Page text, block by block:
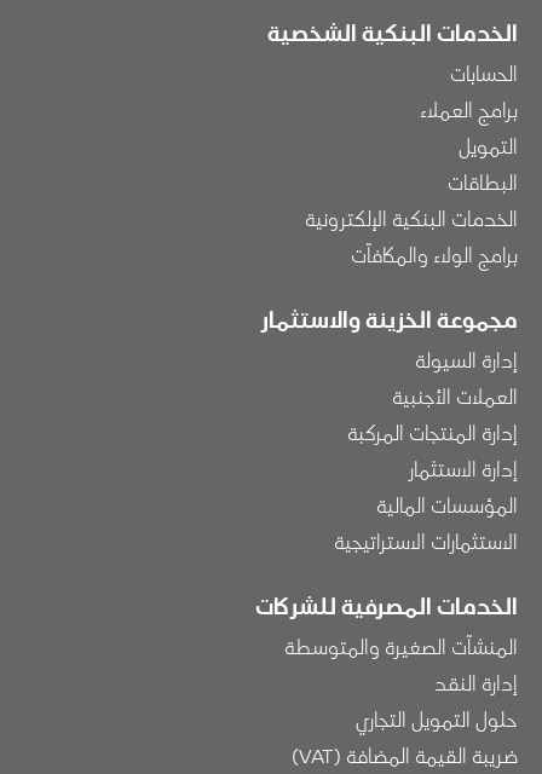
الخدمات البنكية الشخصية
الحسابات
برامج العملاء
التمويل
البطاقات
الخدمات البنكية الإلكترونية
برامج الولاء والمكافآت
مجموعة الخزينة والاستثمار
إدارة السيولة
العملات الأجنبية
إدارة المنتجات المركبة
إدارة الاستثمار
المؤسسات المالية
الاستثمارات الاستراتيجية
الخدمات المصرفية للشركات
المنشآت الصغيرة والمتوسطة
إدارة النقد
حلول التمويل التجاري
ضريبة القيمة المضافة (VAT)